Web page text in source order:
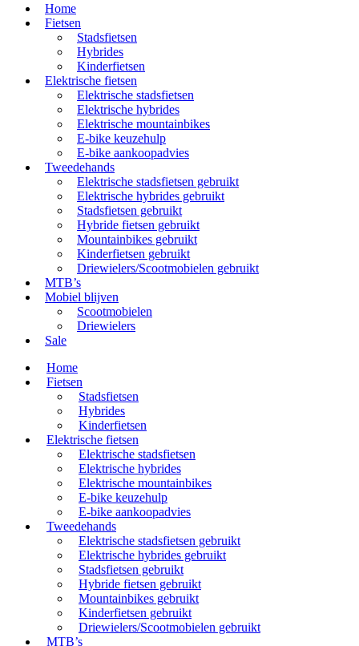
Home
Fietsen
Stadsfietsen
Hybrides
Kinderfietsen
Elektrische fietsen
Elektrische stadsfietsen
Elektrische hybrides
Elektrische mountainbikes
E-bike keuzehulp
E-bike aankoopadvies
Tweedehands
Elektrische stadsfietsen gebruikt
Elektrische hybrides gebruikt
Stadsfietsen gebruikt
Hybride fietsen gebruikt
Mountainbikes gebruikt
Kinderfietsen gebruikt
Driewielers/Scootmobielen gebruikt
MTB’s
Mobiel blijven
Scootmobielen
Driewielers
Sale
Home
Fietsen
Stadsfietsen
Hybrides
Kinderfietsen
Elektrische fietsen
Elektrische stadsfietsen
Elektrische hybrides
Elektrische mountainbikes
E-bike keuzehulp
E-bike aankoopadvies
Tweedehands
Elektrische stadsfietsen gebruikt
Elektrische hybrides gebruikt
Stadsfietsen gebruikt
Hybride fietsen gebruikt
Mountainbikes gebruikt
Kinderfietsen gebruikt
Driewielers/Scootmobielen gebruikt
MTB’s